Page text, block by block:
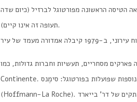
יצאה הטיסה הראשונה מפורטוגל לברזיל (כיום שדה
תעופה זה אינו קיים).